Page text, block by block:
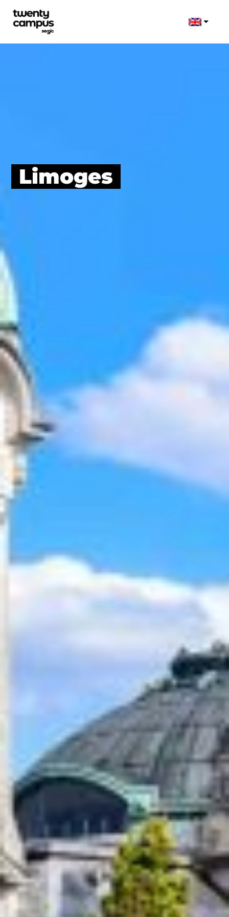
Limoges